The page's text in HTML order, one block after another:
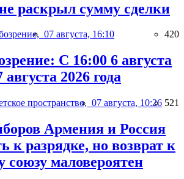
раскрыл сумму сделки
07 августа, 16:10 420
С 16:00 6 августа
августа 2026 года
пространство, 07 августа, 10:26 521
Армения и Россия
к разрядке, но возврат к
союзу маловероятен